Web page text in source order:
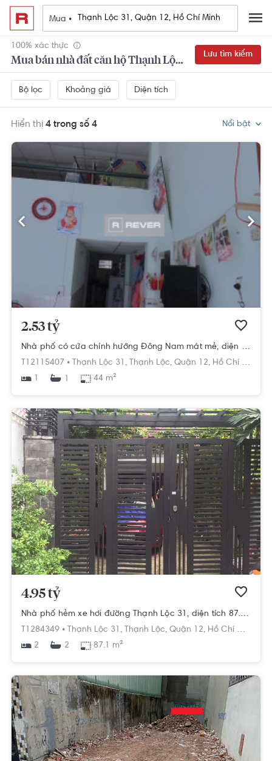
Mua •
100% xác thực
Mua bán nhà đất căn hộ Thạnh Lộc 31, Quận 12, Hồ Chí Minh
Lưu tìm kiếm
Bộ lọc Khoảng giá Diện tích
Hiển thị 4 trong số 4 Nổi bật
2.53 tỷ
Nhà phố có cửa chính hướng Đông Nam mát mẻ, diện tích 44m2 rộng thoáng.
T12115407 • Thạnh Lộc 31, Thạnh Lộc, Quận 12, Hồ Chí Minh
1
1 44 m²
4.95 tỷ
Nhà phố hẻm xe hơi đường Thạnh Lộc 31, diện tích 87.1m2 có sân để xe hơi.
T1284349 •
Thạnh Lộc 31, Thạnh Lộc, Quận 12, Hồ Chí Minh
2
2 87.1 m²